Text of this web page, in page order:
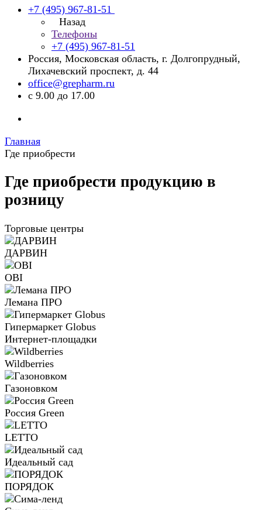
+7 (495) 967-81-51
Назад
Телефоны
+7 (495) 967-81-51
Россия, Московская область, г. Долгопрудный,
Лихачевский проспект, д. 44
office@grepharm.ru
с 9.00 до 17.00
Главная
Где приобрести
Где приобрести продукцию в
розницу
Торговые центры
ДАРВИН
OBI
Лемана ПРО
Гипермаркет Globus
Интернет-площадки
Wildberries
Газоновком
Россия Green
LETTO
Идеальный сад
ПОРЯДОК